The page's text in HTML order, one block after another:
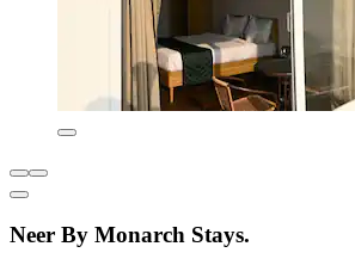
Neer By Monarch Stays.